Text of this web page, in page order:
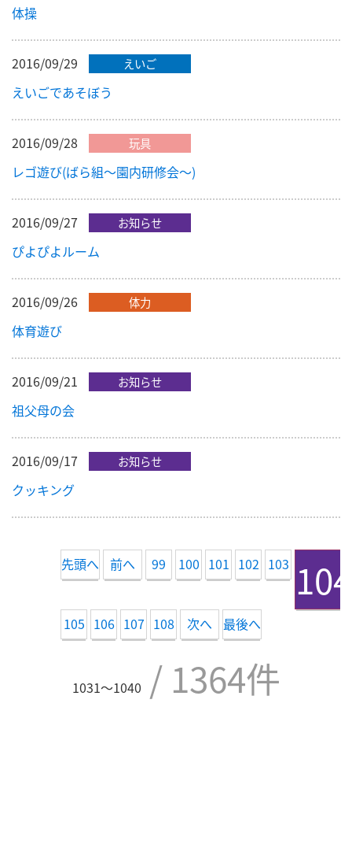
体操
2016/09/29 えいご
えいごであそぼう
2016/09/28 玩具
レゴ遊び(ばら組～園内研修会～)
2016/09/27 お知らせ
ぴよぴよルーム
2016/09/26 体力
体育遊び
2016/09/21 お知らせ
祖父母の会
2016/09/17 お知らせ
クッキング
先頭へ 前へ 99 100 101 102 103 104
105 106 107 108 次へ 最後へ
1031〜1040 / 1364件